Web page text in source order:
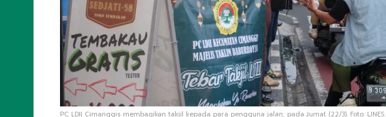
PC LDII Cimanggis membagikan takjil kepada para pengguna jalan, pada Jumat (22/3). Foto: LINES.